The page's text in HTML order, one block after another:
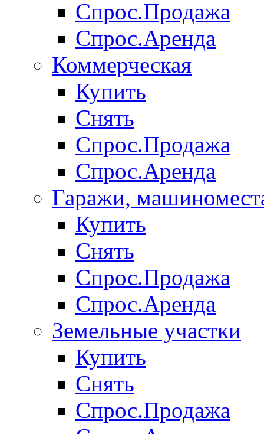
Спрос.Продажа
Спрос.Аренда
Коммерческая
Купить
Снять
Спрос.Продажа
Спрос.Аренда
Гаражи,
Купить
Снять
Спрос.Продажа
Спрос.Аренда
Земельные участки
Купить
Снять
Спрос.Продажа